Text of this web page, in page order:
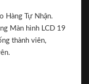
Hàng Tự Nhận.
Màn hình LCD 19
thành viên,